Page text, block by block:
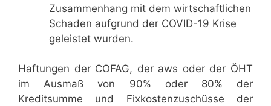
Zusammenhang mit dem wirtschaftlichen
Schaden aufgrund der COVID-19 Krise
geleistet wurden.
Haftungen der COFAG, der aws oder der ÖHT
im Ausmaß von 90% oder 80% der
Kreditsumme und Fixkostenzuschüsse der